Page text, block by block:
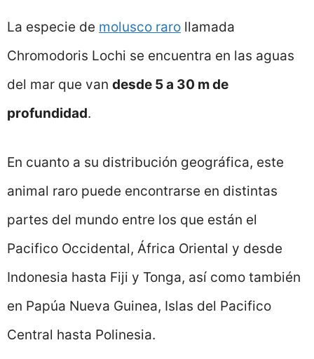
La especie de molusco raro llamada
Chromodoris Lochi se encuentra en las aguas
del mar que van desde 5 a 30 m de
profundidad.
En cuanto a su distribución geográfica, este
animal raro puede encontrarse en distintas
partes del mundo entre los que están el
Pacifico Occidental, África Oriental y desde
Indonesia hasta Fiji y Tonga, así como también
en Papúa Nueva Guinea, Islas del Pacifico
Central hasta Polinesia.